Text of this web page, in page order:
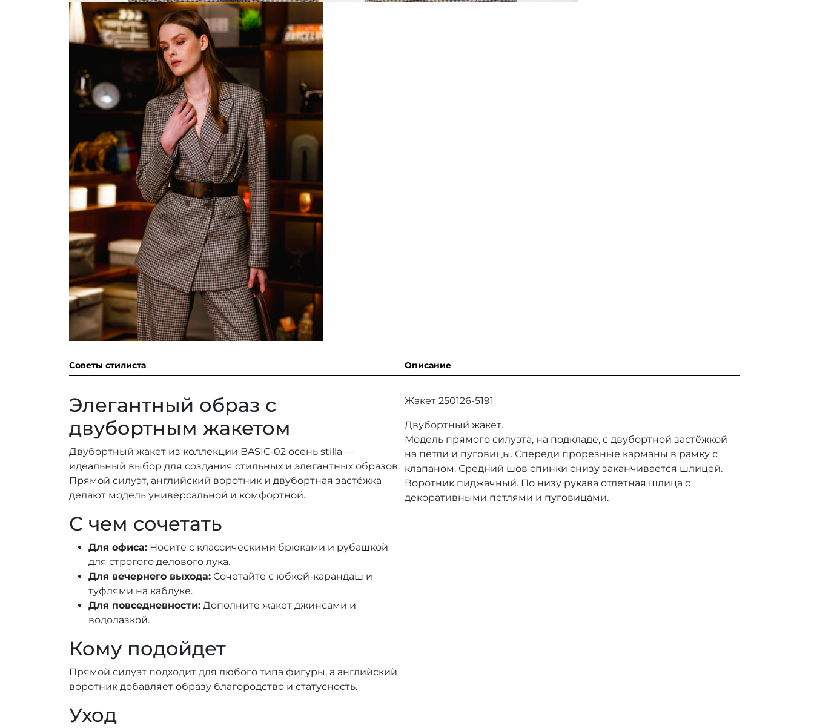
Советы стилиста
Элегантный образ с
двубортным жакетом
Двубортный жакет из коллекции BASIC-02 осень stilla —
идеальный выбор для создания стильных и элегантных образов.
Прямой силуэт, английский воротник и двубортная застёжка
делают модель универсальной и комфортной.
С чем сочетать
Для офиса: Носите с классическими брюками и рубашкой
для строгого делового лука.
Для вечернего выхода: Сочетайте с юбкой-карандаш и
туфлями на каблуке.
Для повседневности: Дополните жакет джинсами и
водолазкой.
Кому подойдет
Прямой силуэт подходит для любого типа фигуры, а английский
воротник добавляет образу благородство и статусность.
Уход
Описание
Жакет 250126-5191
Двубортный жакет.
Модель прямого силуэта, на подкладе, с двубортной застёжкой
на петли и пуговицы. Спереди прорезные карманы в рамку с
клапаном. Средний шов спинки снизу заканчивается шлицей.
Воротник пиджачный. По низу рукава отлетная шлица с
декоративными петлями и пуговицами.